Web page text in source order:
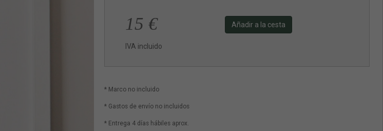
15 €
IVA incluido
Añadir a la cesta
* Marco no incluido
* Gastos de envío no incluidos
* Entrega 4 días hábiles aprox.